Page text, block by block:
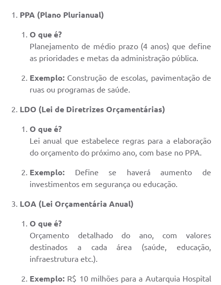
Links
Serviços Online
Telefones Úteis
Serviço de Informação ao Cidadão (SIC)
Diário Oficial
PPA (Plano Plurianual)
O que é?
Planejamento de médio prazo (4 anos) que define
as prioridades e metas da administração pública.
Exemplo: Construção de escolas, pavimentação de
ruas ou programas de saúde.
LDO (Lei de Diretrizes Orçamentárias)
O que é?
Lei anual que estabelece regras para a elaboração
do orçamento do próximo ano, com base no PPA.
Exemplo: Define se haverá aumento de
investimentos em segurança ou educação.
LOA (Lei Orçamentária Anual)
O que é?
Orçamento detalhado do ano, com valores
destinados a cada área (saúde, educação,
infraestrutura etc.).
Exemplo: R$ 10 milhões para a Autarquia Hospital